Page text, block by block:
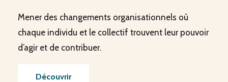
Mener des changements organisationnels où
chaque individu et le collectif trouvent leur pouvoir
d’agir et de contribuer.
Découvrir